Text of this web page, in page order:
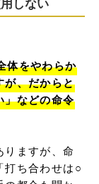
体をやわらか
が、だからと
」などの命令
りますが、命
打ち合わせは○